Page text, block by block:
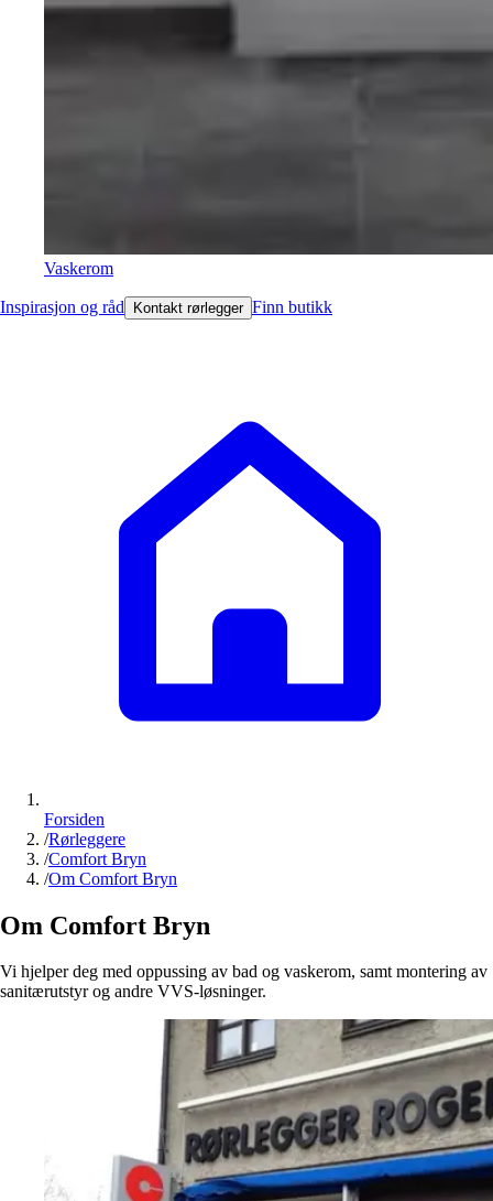
Vaskerom
Inspirasjon og råd Kontakt rørlegger Finn butikk
Forsiden
/Rørleggere
/Comfort Bryn
/Om Comfort Bryn
Om Comfort Bryn
Vi hjelper deg med oppussing av bad og vaskerom, samt montering av
sanitærutstyr og andre VVS-løsninger.